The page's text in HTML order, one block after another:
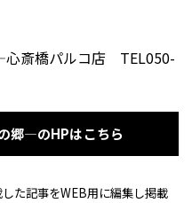
斎橋パルコ店 TEL050-
郷―のHPはこちら
た記事をWEB用に編集し掲載